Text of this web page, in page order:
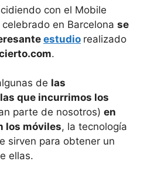
con el Mobile
en Barcelona se
estudio realizado
.
de las
que incurrimos los
parte de nosotros) en
los móviles, la tecnología
sirven para obtener un
ellas.